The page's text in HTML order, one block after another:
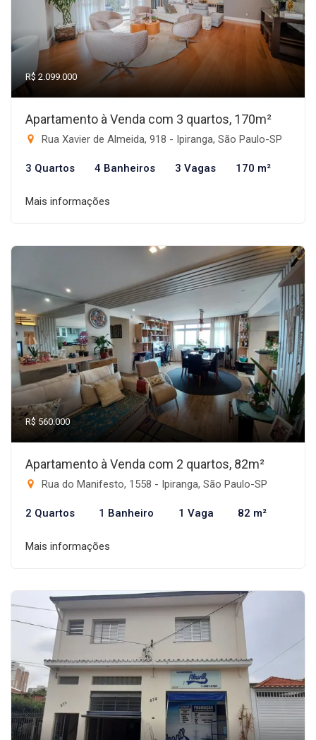
R$ 2.099.000
Apartamento à Venda com 3 quartos, 170m²
Rua Xavier de Almeida, 918 - Ipiranga, São Paulo-SP
3 Quartos 4 Banheiros 3 Vagas 170 m²
Mais informações
R$ 560.000
Apartamento à Venda com 2 quartos, 82m²
Rua do Manifesto, 1558 - Ipiranga, São Paulo-SP
2 Quartos 1 Banheiro 1 Vaga 82 m²
Mais informações